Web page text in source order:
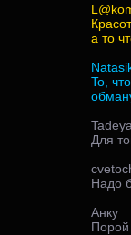
а то
To,
Tadeya
Для
Надо
Анку
Порой